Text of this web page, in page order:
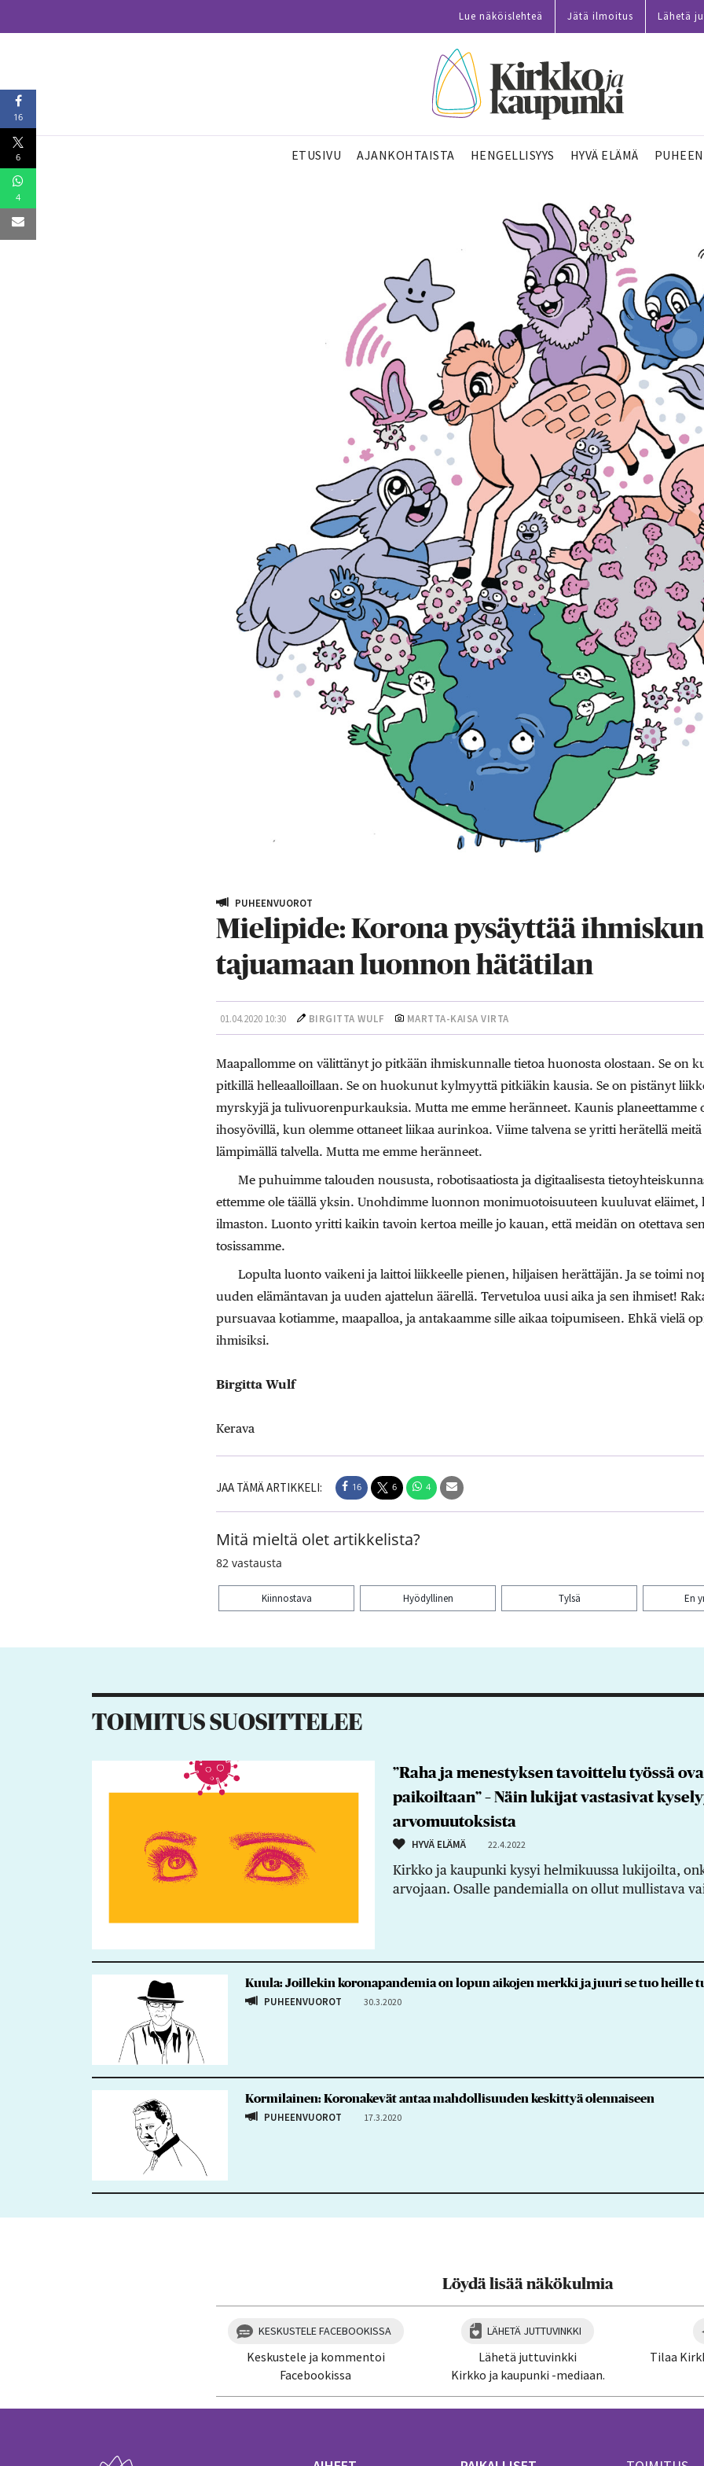
Lue näköislehteä Jätä ilmoitus Lähetä
ETUSIVU AJANKOHTAISTA HENGELLISYYS HYVÄ ELÄMÄ
PUHEENVUOROT
Mielipide: Korona pysäyttää
tajuamaan luonnon hätätilan
01.04.2020 10:30 BIRGITTA WULF MARTTA-KAISA VIRTA
Maapallomme on välittänyt jo pitkään ihmiskunnalle tietoa huonosta olostaan. Se on
pitkillä helleaalloillaan. Se on huokunut kylmyyttä pitkiäkin kausia. Se on pistänyt
myrskyjä ja tulivuorenpurkauksia. Mutta me emme heränneet. Kaunis planeettamme
ihosyövillä, kun olemme ottaneet liikaa aurinkoa. Viime talvena se yritti herätellä
lämpimällä talvella. Mutta me emme heränneet.
Me puhuimme talouden noususta, robotisaatiosta ja digitaalisesta
ettemme ole täällä yksin. Unohdimme luonnon monimuotoisuuteen kuuluvat eläimet,
ilmaston. Luonto yritti kaikin tavoin kertoa meille jo kauan, että meidän on otettava
tosissamme.
Lopulta luonto vaikeni ja laittoi liikkeelle pienen, hiljaisen herättäjän. Ja se toimi
uuden elämäntavan ja uuden ajattelun äärellä. Tervetuloa uusi aika ja sen ihmiset!
pursuavaa kotiamme, maapalloa, ja antakaamme sille aikaa toipumiseen. Ehkä vielä
ihmisiksi.
Birgitta Wulf
Kerava
JAA TÄMÄ ARTIKKELI: 16 6 4
Mitä mieltä olet artikkelista?
82 vastausta
Kiinnostava Hyödyllinen Tylsä En
16
6
4
TOIMITUS SUOSITTELEE
”Raha ja menestyksen tavoittelu työssä
paikoiltaan” – Näin lukijat vastasivat
arvomuutoksista
HYVÄ ELÄMÄ 22.4.2022
Kirkko ja kaupunki kysyi helmikuussa lukijoilta,
arvojaan. Osalle pandemialla on ollut mullistava
Kuula: Joillekin koronapandemia on lopun aikojen merkki ja juuri se tuo heille
PUHEENVUOROT 30.3.2020
Kormilainen: Koronakevät antaa mahdollisuuden keskittyä olennaiseen
PUHEENVUOROT 17.3.2020
Löydä lisää näkökulmia
KESKUSTELE FACEBOOKISSA
Keskustele ja kommentoi
Facebookissa
LÄHETÄ JUTTUVINKKI
Lähetä juttuvinkki
Kirkko ja kaupunki -mediaan.
Tilaa